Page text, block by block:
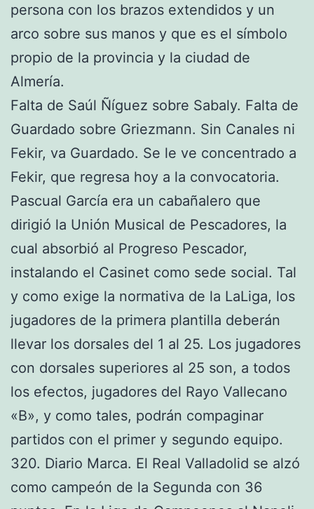
persona con los brazos extendidos y un
arco sobre sus manos y que es el símbolo
propio de la provincia y la ciudad de
Almería.
Falta de Saúl Ñíguez sobre Sabaly. Falta de
Guardado sobre Griezmann. Sin Canales ni
Fekir, va Guardado. Se le ve concentrado a
Fekir, que regresa hoy a la convocatoria.
Pascual García era un cabañalero que
dirigió la Unión Musical de Pescadores, la
cual absorbió al Progreso Pescador,
instalando el Casinet como sede social. Tal
y como exige la normativa de la LaLiga, los
jugadores de la primera plantilla deberán
llevar los dorsales del 1 al 25. Los jugadores
con dorsales superiores al 25 son, a todos
los efectos, jugadores del Rayo Vallecano
«B», y como tales, podrán compaginar
partidos con el primer y segundo equipo.
320. Diario Marca. El Real Valladolid se alzó
como campeón de la Segunda con 36